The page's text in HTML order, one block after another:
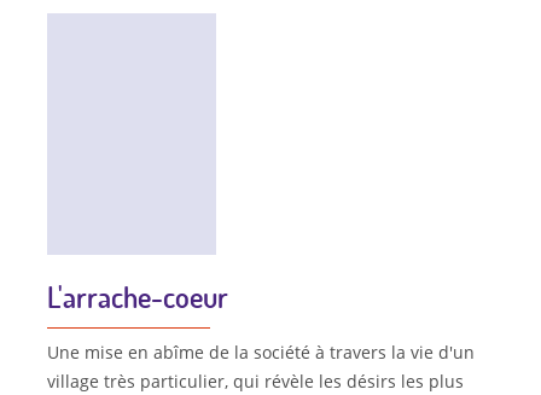
L'arrache-coeur
Une mise en abîme de la société à travers la vie d'un
village très particulier, qui révèle les désirs les plus